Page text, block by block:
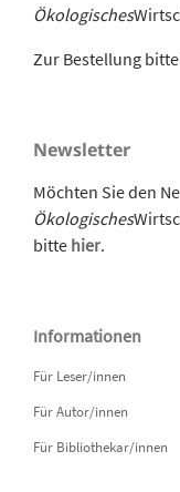
Ökologisches
Zur Bestellung bitte
Newsletter
Möchten Sie den
Ökologisches
bitte hier.
Informationen
Für Leser/innen
Für Autor/innen
Für Bibliothekar/innen